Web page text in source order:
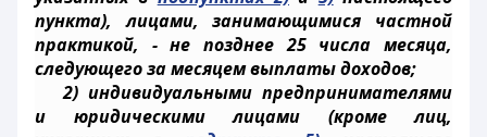
пункта), лицами, занимающимися частной
практикой, - не позднее 25 числа месяца,
следующего за месяцем выплаты доходов;
2) индивидуальными предпринимателями
и юридическими лицами (кроме лиц,